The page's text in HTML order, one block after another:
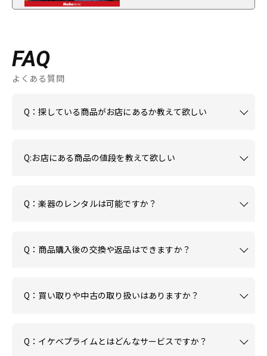
FAQ
よくある質問
Q：探している商品がお店にあるか教えて欲しい
Q:お店にある商品の値段を教えて欲しい
Q：楽器のレンタルは可能ですか？
Q：商品購入後の交換や返品はできますか？
Q：買い取りや中古の取り扱いはありますか？
Q：イケベプライムとはどんなサービスですか？